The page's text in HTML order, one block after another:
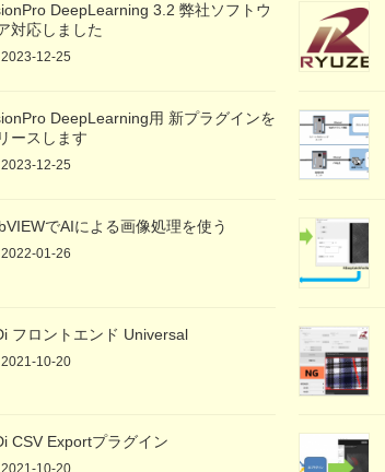
DeepLearning 3.2 弊社ソフトウ
対応しました
2023-12-25
DeepLearning用 新プラグインを
ースします
2023-12-25
でAIによる画像処理を使う
2022-01-26
フロントエンド Universal
2021-10-20
CSV Exportプラグイン